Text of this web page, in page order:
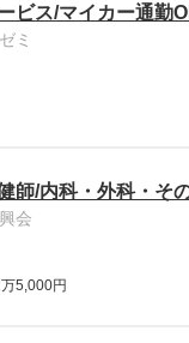
ビス/マイカー通勤
ミ
師/内科・外科・そ
会
5,000円